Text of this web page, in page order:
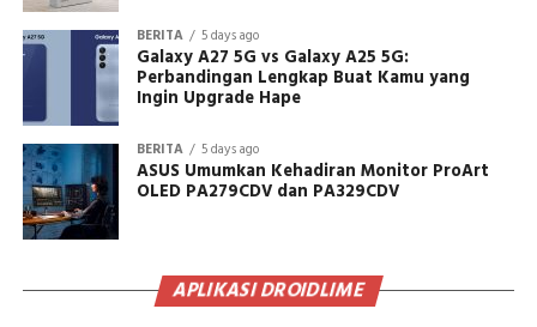
BERITA 5 days ago
Galaxy A27 5G vs Galaxy A25 5G:
Perbandingan Lengkap Buat Kamu yang
Ingin Upgrade Hape
BERITA 5 days ago
ASUS Umumkan Kehadiran Monitor ProArt
OLED PA279CDV dan PA329CDV
APLIKASI DROIDLIME